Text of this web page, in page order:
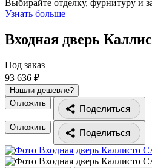
Выбирайте отделку, фурнитуру и
Узнать больше
Входная дверь
Под заказ
93 636 ₽
Нашли дешевле?
Отложить
Поделиться
Отложить
Поделиться